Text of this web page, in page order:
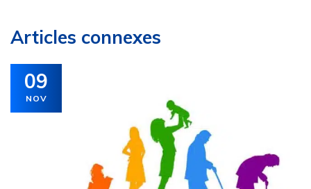
Articles connexes
09
NOV